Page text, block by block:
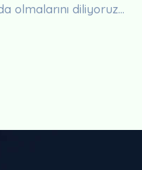
olmalarını diliyoruz...